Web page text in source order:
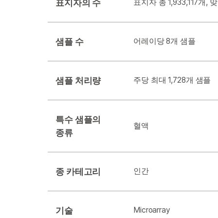
표지자의 수 표지자 총 1,933,117개,
샘플 수 어레이당 8개 샘플
샘플 처리량 주당 최대 1,728개 샘플
특수 샘플의
종류
혈액
종 카테고리 인간
기술 Microarray